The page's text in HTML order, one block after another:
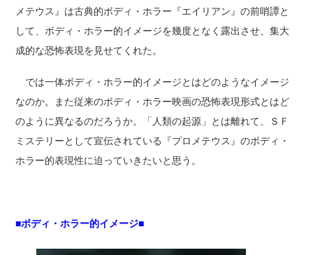
メテウス』は古典的ボディ・ホラー『エイリアン』の前哨譚と
して、ボディ・ホラー的イメージを幾度となく露出させ、集大
成的な恐怖表現を見せてくれた。
では一体ボディ・ホラー的イメージとはどのようなイメージ
なのか。また従来のボディ・ホラー映画の恐怖表現形式とはど
のように異なるのだろうか。「人類の起源」とは離れて、ＳＦ
ミステリーとして宣伝されている『プロメテウス』のボディ・
ホラー的表現性に迫っていきたいと思う。
■ボディ・ホラー的イメージ■